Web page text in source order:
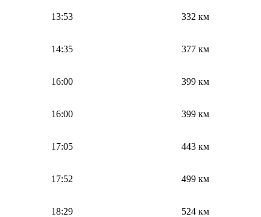
13:53 332 км
14:35 377 км
16:00 399 км
16:00 399 км
17:05 443 км
17:52 499 км
18:29 524 км